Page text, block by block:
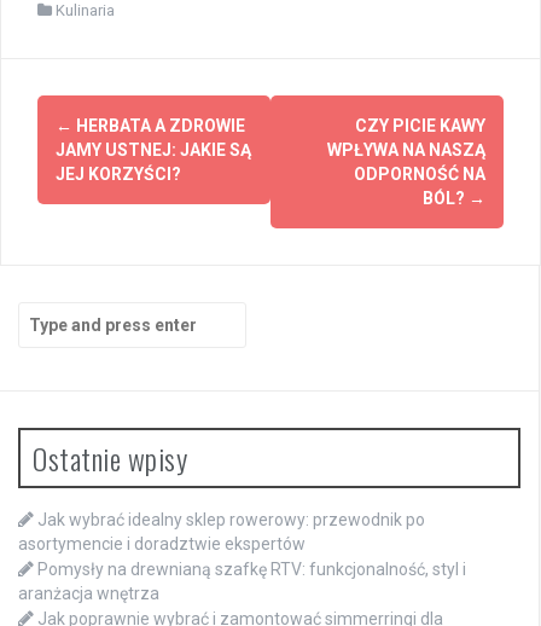
Kulinaria
Post
navigation
← HERBATA A ZDROWIE
JAMY USTNEJ: JAKIE SĄ
JEJ KORZYŚCI?
CZY PICIE KAWY
WPŁYWA NA NASZĄ
ODPORNOŚĆ NA
BÓL? →
for:
Ostatnie wpisy
Jak wybrać idealny sklep rowerowy: przewodnik po
asortymencie i doradztwie ekspertów
Pomysły na drewnianą szafkę RTV: funkcjonalność, styl i
aranżacja wnętrza
Jak poprawnie wybrać i zamontować simmerringi dla